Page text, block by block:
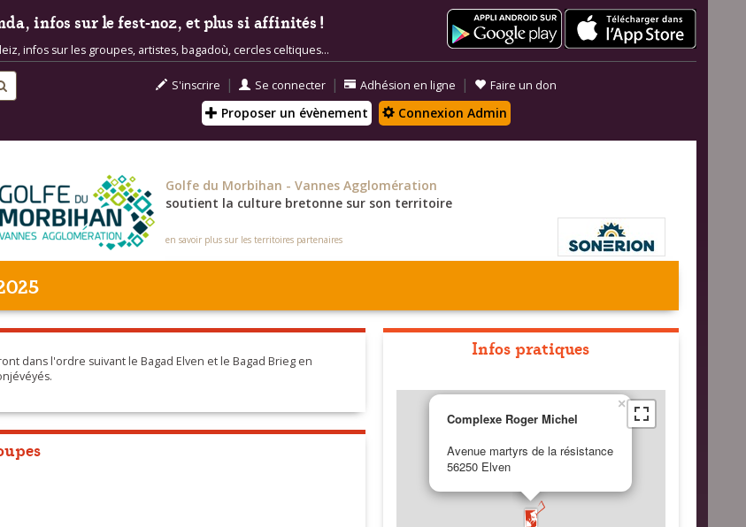
infos sur le fest-noz, et plus si affinités !
infos sur les groupes, artistes, bagadoù, cercles celtiques...
S'inscrire | Se connecter | Adhésion en ligne | Faire un don
Proposer un évènement Connexion Admin
Golfe du Morbihan - Vannes Agglomération
soutient la culture bretonne sur son territoire
en savoir plus sur les territoires partenaires
dans l'ordre suivant le Bagad Elven et le Bagad Brieg en
Infos pratiques
Complexe Roger Michel
Avenue martyrs de la résistance
56250 Elven
×